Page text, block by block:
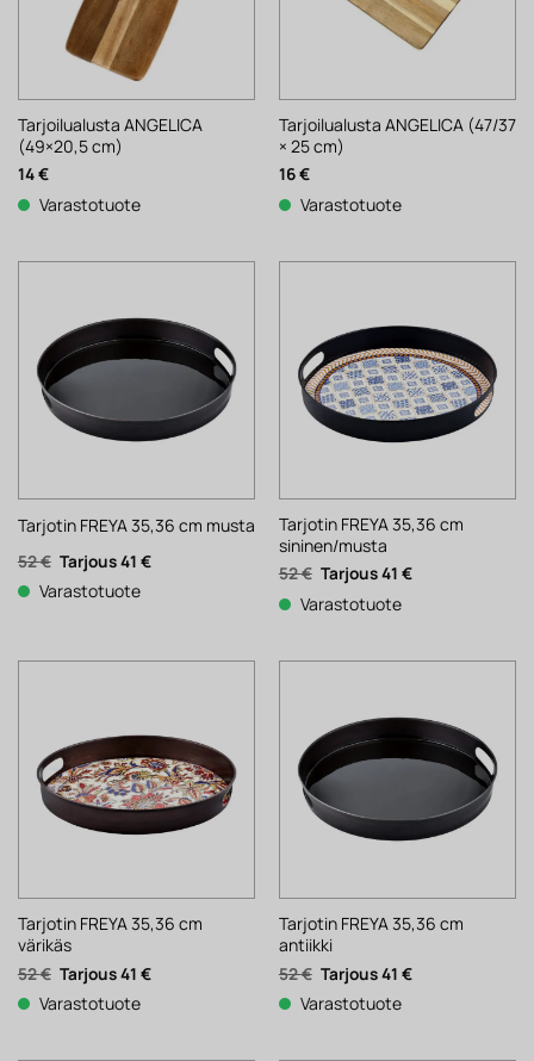
Tarjoilualusta ANGELICA
(49×20,5 cm)
14€
Varastotuote
Tarjoilualusta ANGELICA (47/37
× 25 cm)
16€
Varastotuote
Tarjotin FREYA 35,36 cm musta
52€ Alkuperäinen
hinta
oli:
41 €Nykyinen
Varastotuote
Tarjotin FREYA 35,36 cm
sininen/musta
52€ Alkuperäinen
hinta
oli:
41 €Nykyinen
Varastotuote
Tarjotin FREYA 35,36 cm
värikäs
52€ Alkuperäinen
hinta
oli:
41 €Nykyinen
Varastotuote
Tarjotin FREYA 35,36 cm
antiikki
52€ Alkuperäinen
hinta
oli:
41 €Nykyinen
Varastotuote